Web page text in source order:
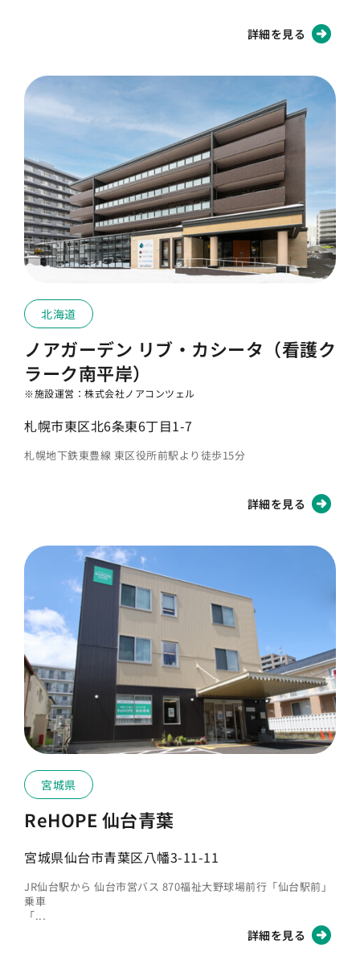
詳細を見る
北海道
ノアガーデン リブ・カシータ（看護ク
ラーク南平岸）
※施設運営：株式会社ノアコンツェル
札幌市東区北6条東6丁目1-7
札幌地下鉄東豊線 東区役所前駅より徒歩15分
詳細を見る
宮城県
ReHOPE 仙台青葉
宮城県仙台市青葉区八幡3-11-11
JR仙台駅から 仙台市営バス 870福祉大野球場前行「仙台駅前」
乗車
「...
詳細を見る